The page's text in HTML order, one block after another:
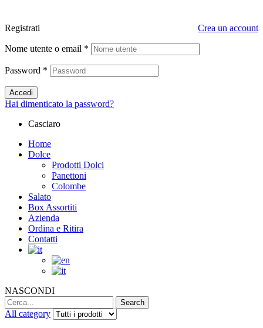
Registrati Crea un account
Nome utente o email *
Password *
Accedi
Hai dimenticato la password?
Casciaro
Home
Dolce
Prodotti Dolci
Panettoni
Colombe
Salato
Box Assortiti
Azienda
Ordina e Ritira
Contatti
NASCONDI
Search
for:
Search
All category